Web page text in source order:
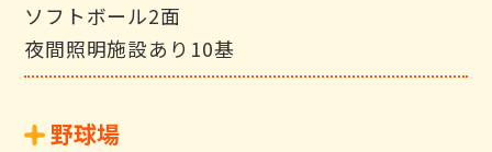
ソフトボール2面
夜間照明施設あり10基
野球場